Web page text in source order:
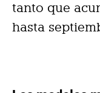
tanto que
hasta